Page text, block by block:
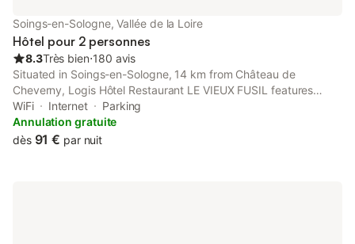
Soings-en-Sologne, Vallée de la Loire
Hôtel pour 2 personnes
8.3Très bien⋅180 avis
Situated in Soings-en-Sologne, 14 km from Château de
Cheverny, Logis Hôtel Restaurant LE VIEUX FUSIL features
accommodation with a garden, free private parking, a terrace
and a restaurant.
WiFi Internet
Parking
Annulation gratuite
dès 91 € par nuit